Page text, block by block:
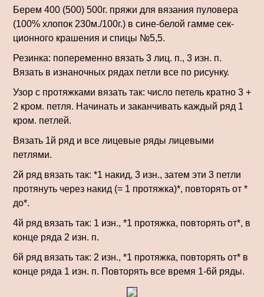
Берем 400 (500) 500г. пряжи для вязания пуловера
(100% хлопок 230м./100г.) в сине-белой гамме сек­
ционного крашения и спицы №5,5.
Резинка: попеременно вязать 3 лиц. п., 3 изн. п.
Вязать в изнаночных ря­дах петли все по ри­сунку.
Узор с протяжками вязать так: число петель кратно 3 +
2 кром. петля. Начинать и за­канчивать каждый ряд 1
кром. петлей.
Вязать 1й ряд и все лицевые ряды лице­выми
петлями.
2й ряд вязать так: *1 накид, 3 изн., затем эти 3 петли
протянуть че­рез накид (= 1 протяжка)*, повторять от *
до*.
4й ряд вязать так: 1 изн., *1 протяжка, повторять от*, в
конце ряда 2 изн. п.
6й ряд вязать так: 2 изн., *1 протяжка, повторять от* в
конце ряда 1 изн. п. Повторять все время 1-6й ряды.